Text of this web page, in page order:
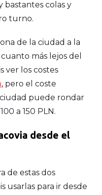
bastantes colas y
turno.
de la ciudad a la
más lejos del
ver los costes
, pero el coste
puede rondar
a 150 PLN.
desde el
de estas dos
usarlas para ir desde